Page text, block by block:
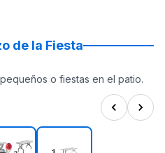
según los
de la Fiesta
o fiestas en el patio.